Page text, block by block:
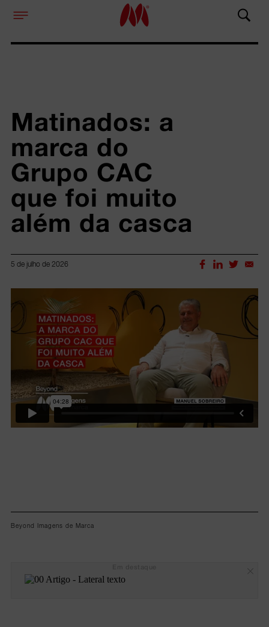
Matinados: a
marca do
Grupo CAC
que foi muito
além da casca
5 de julho de 2026
Lorem ipsum dolor sit amet, consectetur adipiscing elit.
Beyond Imagens de Marca